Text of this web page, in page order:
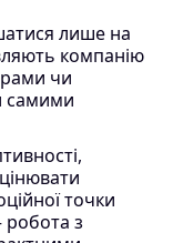
лише на
компанію
чи
самими
точки
робота з